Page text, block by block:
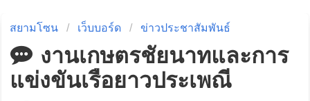
สยามโซน เว็บบอร์ด ข่าวประชาสัมพันธ์
งานเกษตรชัยนาทและการ
แข่งขันเรือยาวประเพณี